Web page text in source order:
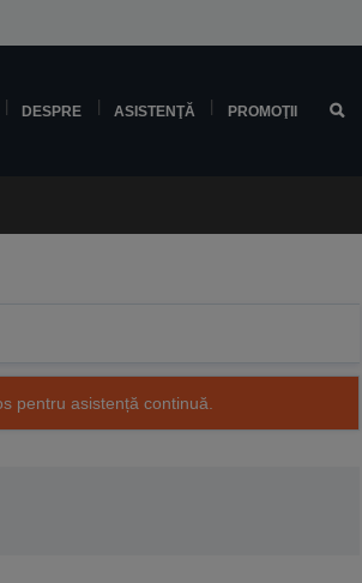
DESPRE ASISTENŢĂ PROMOŢII
pentru asistență continuă.